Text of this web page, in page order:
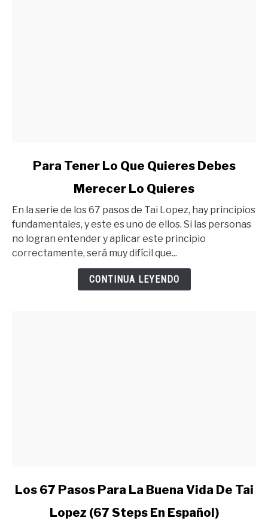
Tener
Lo
Que
Quieres
Para Tener Lo Que Quieres Debes
Merecer Lo Quieres
En la serie de los 67 pasos de Tai Lopez, hay principios
fundamentales, y este es uno de ellos. Si las personas
no logran entender y aplicar este principio
correctamente, será muy difícil que...
CONTINUA LEYENDO
link
Los 67 Pasos Para La Buena Vida De Tai
Lopez (67 Steps En Español)